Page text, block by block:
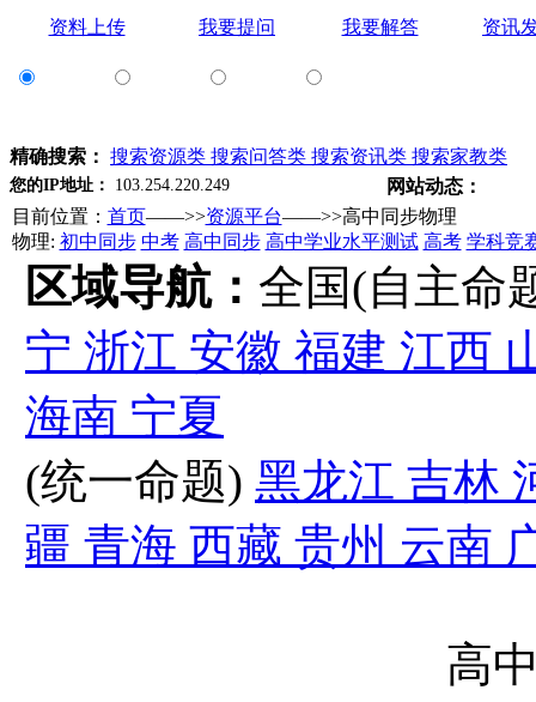
资料上传 我要提问 我要解答 资讯
精确搜索： 搜索资源类 搜索问答类 搜索资讯类 搜索家教类
您的IP地址： 103.254.220.249
网站动态：
目前位置： 首页——>>资源平台——>>高中同步物理
物理: 初中同步 中考 高中同步 高中学业水平测试 高考 学科竞
区域导航： 全国(自主命
宁 浙江 安徽 福建 江西
海南 宁夏
(统一命题) 黑龙江 吉林
疆 青海 西藏 贵州 云南
高